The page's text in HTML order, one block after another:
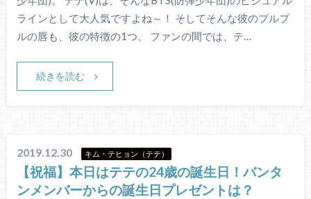
ラインとして大人気ですよね～！ そしてそんな彼のプルプ
ルの唇も、彼の特徴の1つ。 ファンの間では、テ…
続きを読む
2019.12.30 キム・テヒョン（テテ）
【祝福】本日はテテの24歳の誕生日！バンタ
ンメンバーからの誕生日プレゼントは？